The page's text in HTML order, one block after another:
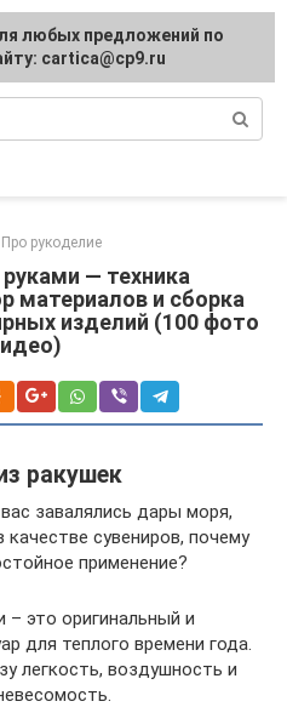
Про рукоделие
— техника
материалов и сборка
изделий (100 фото
ракушек
завалялись дары моря,
сувениров, почему
применение?
– это оригинальный и
для теплого времени года.
легкость, воздушность и
любых предложений по
cartica@cp9.ru